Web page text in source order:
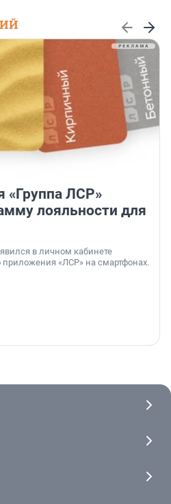
«Группа ЛСР»
лояльности для
в личном кабинете
приложения «ЛСР» на смартфонах.